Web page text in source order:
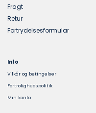
Fragt
Retur
Fortrydelsesformular
Info
Vilkår og betingelser
Fortrolighedspolitik
Min konto